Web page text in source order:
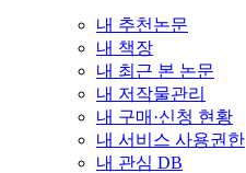
내 추천논문
내 책장
내 최근 본 논문
내 저작물관리
내 구매·신청 현황
내 서비스 사용권한
내 관심 DB